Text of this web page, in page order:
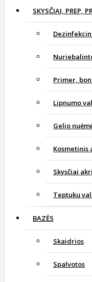
SKYSČIAI, PREP,
Primer,
Lipnumo
Gelio
Kosmetinis
Skysčiai
Teptukų
BAZĖS
Skaidrios
Spalvotos